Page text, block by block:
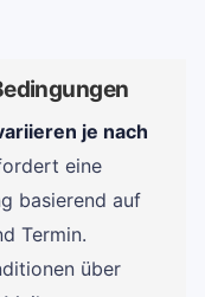
je nach
eine
basierend auf
Termin.
über